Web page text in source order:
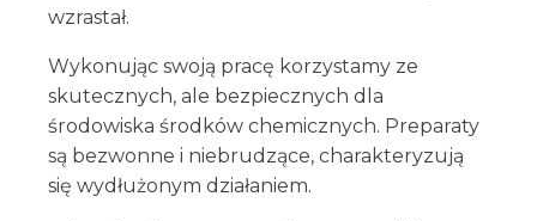
wzrastał.
Wykonując swoją pracę korzystamy ze
skutecznych, ale bezpiecznych dla
środowiska środków chemicznych. Preparaty
są bezwonne i niebrudzące, charakteryzują
się wydłużonym działaniem.